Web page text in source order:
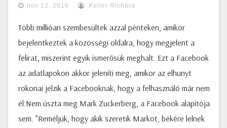
nov 12, 2016 Keller Richárd
Több millióan szembesültek azzal pénteken, amikor
bejelentkeztek a közösségi oldalra, hogy megjelent a
felirat, miszerint egyik ismerősük meghalt. Ezt a Facebook
az adatlapokon akkor jeleníti meg, amikor az elhunyt
rokonai jelzik a Facebooknak, hogy a felhasználó már nem
él.Nem úszta meg Mark Zuckerberg, a Facebook alapítója
sem. ”Reméljük, hogy akik szeretik Markot, békére lelnek